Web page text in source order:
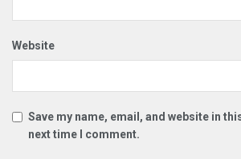
Website
Save my name, email, and website in
next time I comment.